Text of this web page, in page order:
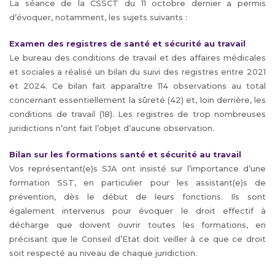
La séance de la CSSCT du 11 octobre dernier a permis
d’évoquer, notamment, les sujets suivants :
Examen des registres de santé et sécurité au travail
Le bureau des conditions de travail et des affaires médicales
et sociales a réalisé un bilan du suivi des registres entre 2021
et 2024. Ce bilan fait apparaître 114 observations au total
concernant essentiellement la sûreté (42) et, loin derrière, les
conditions de travail (18). Les registres de trop nombreuses
juridictions n’ont fait l’objet d’aucune observation.
Bilan sur les formations santé et sécurité au travail
Vos représentant(e)s SJA ont insisté sur l’importance d’une
formation SST, en particulier pour les assistant(e)s de
prévention, dès le début de leurs fonctions. Ils sont
également intervenus pour évoquer le droit effectif à
décharge que doivent ouvrir toutes les formations, en
précisant que le Conseil d’Etat doit veiller à ce que ce droit
soit respecté au niveau de chaque juridiction.